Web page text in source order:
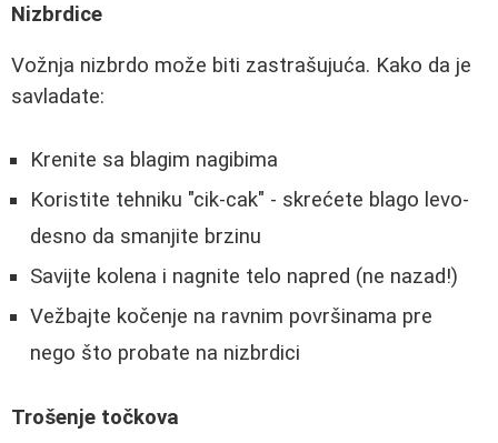
Nizbrdice
Vožnja nizbrdo može biti zastrašujuća. Kako da je
savladate:
Krenite sa blagim nagibima
Koristite tehniku "cik-cak" - skrećete blago levo-
desno da smanjite brzinu
Savijte kolena i nagnite telo napred (ne nazad!)
Vežbajte kočenje na ravnim površinama pre
nego što probate na nizbrdici
Trošenje točkova